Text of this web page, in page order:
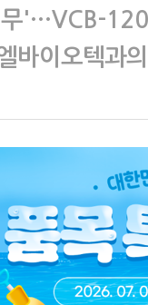
무'…VCB-
바이오텍과